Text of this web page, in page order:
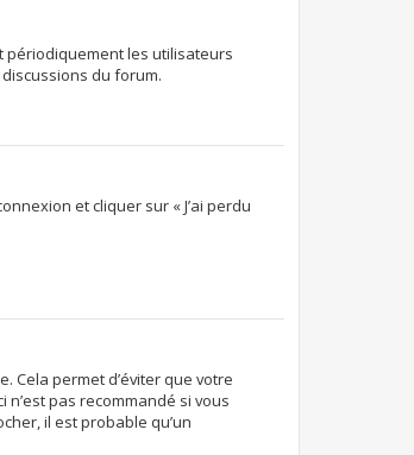
périodiquement les utilisateurs
du forum.
et cliquer sur « J’ai perdu
Cela permet d’éviter que votre
pas recommandé si vous
il est probable qu’un